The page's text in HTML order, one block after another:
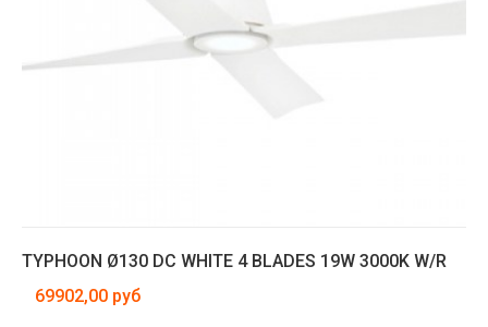
TYPHOON Ø130 DC WHITE 4 BLADES 19W 3000K W/R
69902,00 руб